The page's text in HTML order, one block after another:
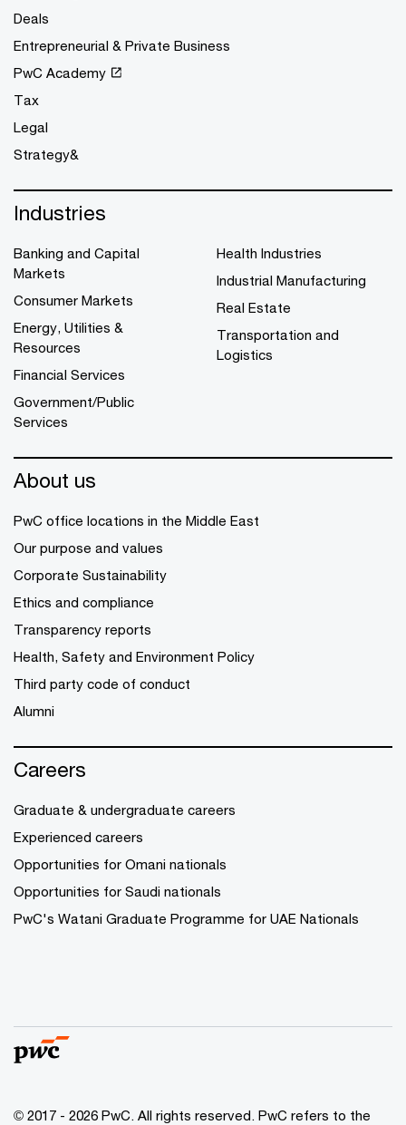
Deals
Entrepreneurial & Private Business
PwC Academy
Tax
Legal
Strategy&
Industries
Banking and Capital
Markets
Consumer Markets
Energy, Utilities &
Resources
Financial Services
Government/Public
Services
Health Industries
Industrial Manufacturing
Real Estate
Transportation and
Logistics
About us
PwC office locations in the Middle East
Our purpose and values
Corporate Sustainability
Ethics and compliance
Transparency reports
Health, Safety and Environment Policy
Third party code of conduct
Alumni
Careers
Graduate & undergraduate careers
Experienced careers
Opportunities for Omani nationals
Opportunities for Saudi nationals
PwC's Watani Graduate Programme for UAE Nationals
© 2017 - 2026 PwC. All rights reserved. PwC refers to the